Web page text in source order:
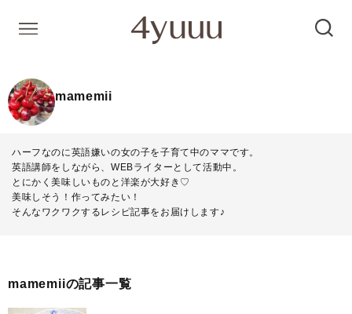
mamemii
ハーフなのに英語嫌いの女の子を子育て中のママです。
英語講師をしながら、WEBライターとして活動中。
とにかく美味しいものと洋楽が大好き♡
美味しそう！作ってみたい！
そんなワクワクするレシピ記事をお届けします♪
mamemiiの記事一覧